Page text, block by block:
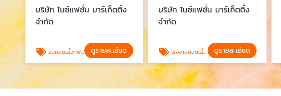
บริษัท ไนซ์แฟชั่น มาร์เก็ตติ้ง
จำกัด
รับผลิตเสื้อกีฬา เสื้อทีม มีขั้นต่ำ แบรนด์ตัวเอง ดูรายละเอียด
บริษัท ไนซ์แฟชั่น มาร์เก็ตติ้ง
จำกัด
โรงงานผลิตเสื้อฮู๊ด ราคาส่ง ดูรายละเอียด